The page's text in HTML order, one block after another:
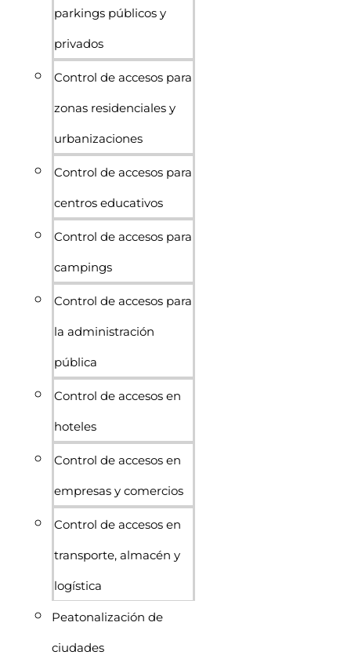
parkings públicos y
privados
Control de accesos para
zonas residenciales y
urbanizaciones
Control de accesos para
centros educativos
Control de accesos para
campings
Control de accesos para
la administración
pública
Control de accesos en
hoteles
Control de accesos en
empresas y comercios
Control de accesos en
transporte, almacén y
logística
Peatonalización de
ciudades